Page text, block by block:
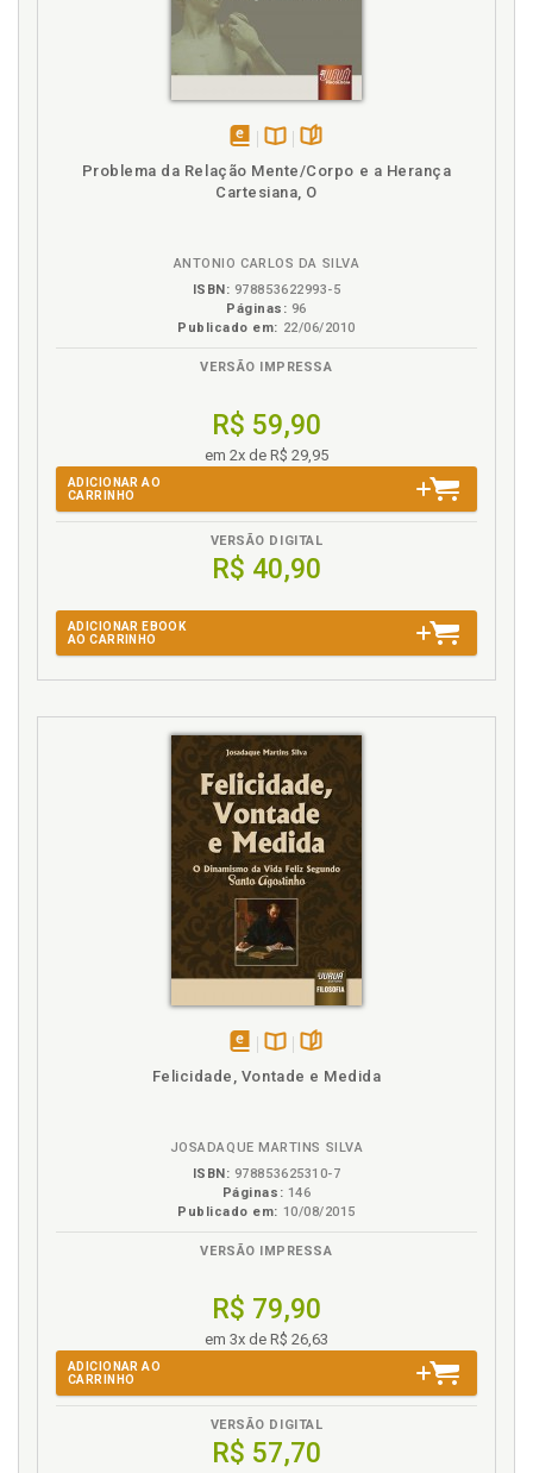
Legado intelectual de Howard J. Resnick. Ithamar
Theodor e Ricardo Silvestre, p. 17
Legitimidade. Identidade e legitimidade na
Sampradäya Vaiñëava de Caitanya. Ravi M. Gupta, p.
215
Noção de conhecimento na Bhagavad-Gétä. Ricardo
O Yoga da Bhagavad-Gétä. Graham M. Schweig, p.
157
Ortoxia. O renascimento da ortodoxia Vaiñëava.
Arilson Oliveira, p. 181
Prefácio, p. 11
Q
Quatro versos especiais na Bhagavad-Gétä e no
Bhägavata Puräëa. Steven Rosen, p. 169
Ravi M. Gupta. Identidade e legitimidade na
Sampradäya Vaiñëava de Caitanya, p. 215
Religião. Autoridade e experiência religiosa na
Bhagavad-Gétä. Kenneth R. Valpey, p. 115
Renascimento da ortodoxia Vaiñëava. Arilson
Ricardo Silvestre. A noção de conhecimento na
legitimidade na Sampradäya Vaiñëava de Caitanya.
Ravi M. Gupta, p. 215
Sobre os autores, p. 7
Bhagavad-Gétä e no Bhägavata Puräëa, p. 169
Tópicos-chave. Conceitos e tópicos-chave da
Bhagavad-Gétä, p. 83
Transformação. A hermenêutica transformativa da
Bhagavad-Gétä. Dilip Loundo, p. 65
disponível
em
na
Problema da Relação Mente/Corpo e a Herança
Cartesiana, O
ANTONIO CARLOS DA SILVA
ISBN: 978853622993-5
Páginas: 96
Publicado em: 22/06/2010
VERSÃO IMPRESSA
R$ 59,90
em 2x de R$ 29,95
ADICIONAR AO
CARRINHO
VERSÃO DIGITAL
R$ 40,90
ADICIONAR EBOOK
AO CARRINHO
disponível
em
Disponível
páginas
Felicidade, Vontade e Medida
JOSADAQUE MARTINS SILVA
ISBN: 978853625310-7
Páginas: 146
Publicado em: 10/08/2015
VERSÃO IMPRESSA
R$ 79,90
em 3x de R$ 26,63
ADICIONAR AO
CARRINHO
VERSÃO DIGITAL
R$ 57,70